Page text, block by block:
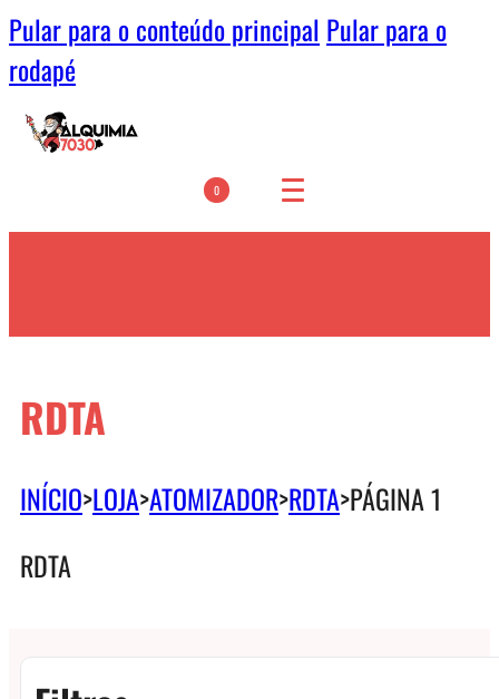
Pular para o conteúdo principal Pular para o
rodapé
0
RDTA
INÍCIO>LOJA>ATOMIZADOR>RDTA>PÁGINA 1
RDTA